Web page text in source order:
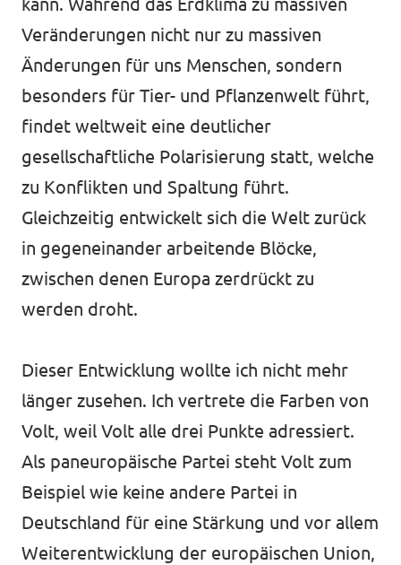
kann. Während das Erdklima zu massiven
Veränderungen nicht nur zu massiven
Änderungen für uns Menschen, sondern
besonders für Tier- und Pflanzenwelt führt,
findet weltweit eine deutlicher
gesellschaftliche Polarisierung statt, welche
zu Konflikten und Spaltung führt.
Gleichzeitig entwickelt sich die Welt zurück
in gegeneinander arbeitende Blöcke,
zwischen denen Europa zerdrückt zu
werden droht.
Dieser Entwicklung wollte ich nicht mehr
länger zusehen. Ich vertrete die Farben von
Volt, weil Volt alle drei Punkte adressiert.
Als paneuropäische Partei steht Volt zum
Beispiel wie keine andere Partei in
Deutschland für eine Stärkung und vor allem
Weiterentwicklung der europäischen Union,